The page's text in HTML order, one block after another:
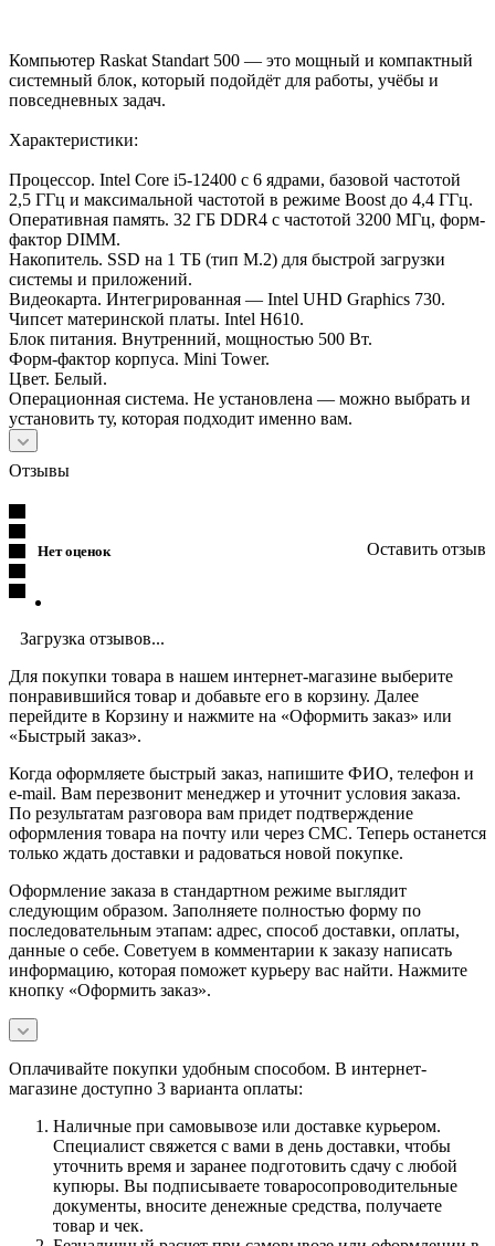
Компьютер Raskat Standart 500 — это мощный и компактный
системный блок, который подойдёт для работы, учёбы и
повседневных задач.
Характеристики:
Процессор. Intel Core i5-12400 с 6 ядрами, базовой частотой
2,5 ГГц и максимальной частотой в режиме Boost до 4,4 ГГц.
Оперативная память. 32 ГБ DDR4 с частотой 3200 МГц, форм-
фактор DIMM.
Накопитель. SSD на 1 ТБ (тип M.2) для быстрой загрузки
системы и приложений.
Видеокарта. Интегрированная — Intel UHD Graphics 730.
Чипсет материнской платы. Intel H610.
Блок питания. Внутренний, мощностью 500 Вт.
Форм-фактор корпуса. Mini Tower.
Цвет. Белый.
Операционная система. Не установлена — можно выбрать и
установить ту, которая подходит именно вам.
Отзывы
Нет оценок Оставить отзыв
Загрузка отзывов...
Для покупки товара в нашем интернет-магазине выберите
понравившийся товар и добавьте его в корзину. Далее
перейдите в Корзину и нажмите на «Оформить заказ» или
«Быстрый заказ».
Когда оформляете быстрый заказ, напишите ФИО, телефон и
e-mail. Вам перезвонит менеджер и уточнит условия заказа.
По результатам разговора вам придет подтверждение
оформления товара на почту или через СМС. Теперь останется
только ждать доставки и радоваться новой покупке.
Оформление заказа в стандартном режиме выглядит
следующим образом. Заполняете полностью форму по
последовательным этапам: адрес, способ доставки, оплаты,
данные о себе. Советуем в комментарии к заказу написать
информацию, которая поможет курьеру вас найти. Нажмите
кнопку «Оформить заказ».
Оплачивайте покупки удобным способом. В интернет-
магазине доступно 3 варианта оплаты:
Наличные при самовывозе или доставке курьером.
Специалист свяжется с вами в день доставки, чтобы
уточнить время и заранее подготовить сдачу с любой
купюры. Вы подписываете товаросопроводительные
документы, вносите денежные средства, получаете
товар и чек.